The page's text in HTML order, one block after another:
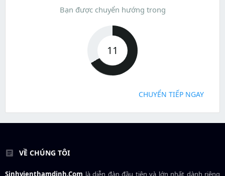
Bạn được chuyển hướng trong
11
CHUYỂN TIẾP NGAY
VỀ CHÚNG TÔI
Sinhvienthamdinh.Com là diễn đàn đầu tiên và lớn nhất dành riêng